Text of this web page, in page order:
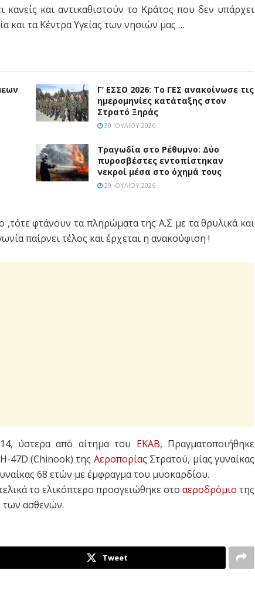
και αντικαθιστούν το Κράτος που δεν υπάρχει
και τα Κέντρα Υγείας των νησιών μας …
Γ’ ΕΣΣΟ 2026: Το ΓΕΣ ανακοίνωσε τις
ημερομηνίες κατάταξης στον
Στρατό Ξηράς
30 ΙΟΥΛΊΟΥ 2026
Τραγωδία στο Ρέθυμνο: Δύο
πυροσβέστες εντοπίστηκαν
νεκροί μέσα στο όχημά τους
29 ΙΟΥΛΊΟΥ 2026
φτάνουν τα πληρώματα της Α.Σ με τα θρυλικά και
παίρνει τέλος και έρχεται η ανακούφιση !
ύστερα από αίτημα του ΕΚΑΒ, Πραγματοποιήθηκε
47D (Chinook) της Αεροπορίας Στρατού, μίας γυναίκας
68 ετών με έμφραγμα του μυοκαρδίου.
το ελικόπτερο προσγειώθηκε στο αεροδρόμιο της
των ασθενών.
Tweet